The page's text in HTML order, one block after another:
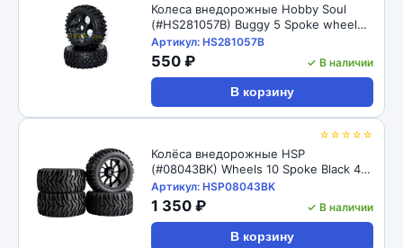
Колеса внедорожные Hobby Soul
(#HS281057B) Buggy 5 Spoke wheel
Tire Set (1 pair) 1/8
Артикул: HS281057B
550 ₽ ✓ В наличии
В корзину
☆☆☆☆☆
Колёса внедорожные HSP
(#08043BK) Wheels 10 Spoke Black 4
pcs
Артикул: HSP08043BK
1 350 ₽ ✓ В наличии
В корзину